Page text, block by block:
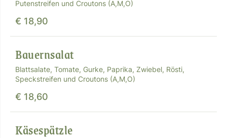
Putenstreifen und Croutons (A,M,O)
€ 18,90
Bauernsalat
Blattsalate, Tomate, Gurke, Paprika, Zwiebel, Rösti,
Speckstreifen und Croutons (A,M,O)
€ 18,60
Käsespätzle